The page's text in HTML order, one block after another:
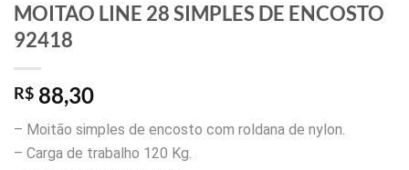
MOITAO LINE 28 SIMPLES DE ENCOSTO
92418
R$ 88,30
– Moitão simples de encosto com roldana de nylon.
– Carga de trabalho 120 Kg.